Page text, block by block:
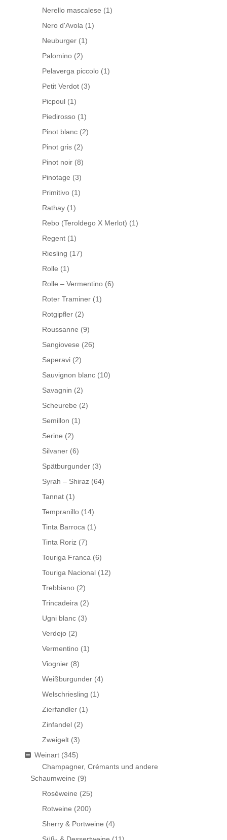
Nerello mascalese (1)
Nero d'Avola (1)
Neuburger (1)
Palomino (2)
Pelaverga piccolo (1)
Petit Verdot (3)
Picpoul (1)
Piedirosso (1)
Pinot blanc (2)
Pinot gris (2)
Pinot noir (8)
Pinotage (3)
Primitivo (1)
Rathay (1)
Rebo (Teroldego X Merlot) (1)
Regent (1)
Riesling (17)
Rolle (1)
Rolle – Vermentino (6)
Roter Traminer (1)
Rotgipfler (2)
Roussanne (9)
Sangiovese (26)
Saperavi (2)
Sauvignon blanc (10)
Savagnin (2)
Scheurebe (2)
Semillon (1)
Serine (2)
Silvaner (6)
Spätburgunder (3)
Syrah – Shiraz (64)
Tannat (1)
Tempranillo (14)
Tinta Barroca (1)
Tinta Roriz (7)
Touriga Franca (6)
Touriga Nacional (12)
Trebbiano (2)
Trincadeira (2)
Ugni blanc (3)
Verdejo (2)
Vermentino (1)
Viognier (8)
Weißburgunder (4)
Welschriesling (1)
Zierfandler (1)
Zinfandel (2)
Zweigelt (3)
Weinart (345)
Champagner, Crémants und andere
Schaumweine (9)
Roséweine (25)
Rotweine (200)
Sherry & Portweine (4)